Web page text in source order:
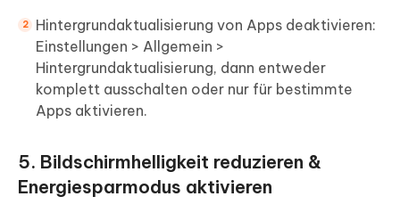
Hintergrundaktualisierung von Apps deaktivieren:
Einstellungen > Allgemein >
Hintergrundaktualisierung, dann entweder
komplett ausschalten oder nur für bestimmte
Apps aktivieren.
5. Bildschirmhelligkeit reduzieren &
Energiesparmodus aktivieren